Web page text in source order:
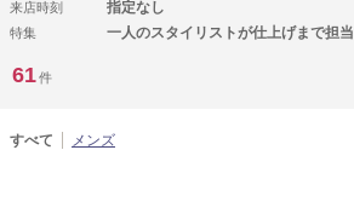
来店時刻 指定なし
特集 一人のスタイリストが仕上げまで担当
61件
すべて メンズ